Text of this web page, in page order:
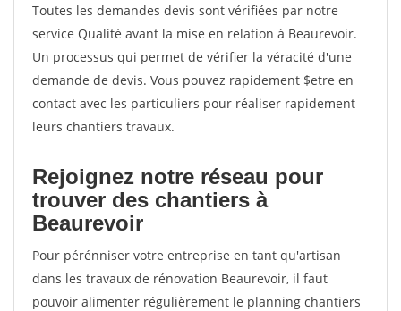
Toutes les demandes devis sont vérifiées par notre
service Qualité avant la mise en relation à Beaurevoir.
Un processus qui permet de vérifier la véracité d'une
demande de devis. Vous pouvez rapidement $etre en
contact avec les particuliers pour réaliser rapidement
leurs chantiers travaux.
Rejoignez notre réseau pour
trouver des chantiers à
Beaurevoir
Pour pérénniser votre entreprise en tant qu'artisan
dans les travaux de rénovation Beaurevoir, il faut
pouvoir alimenter régulièrement le planning chantiers